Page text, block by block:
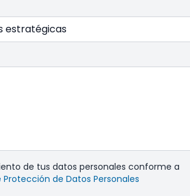
de tus datos personales conforme a
Protección de Datos Personales